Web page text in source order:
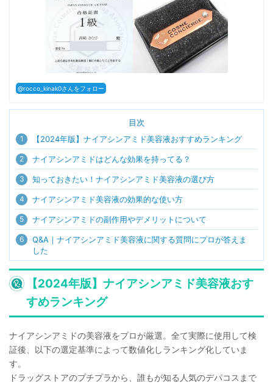
@rocco_kinak0さんをフォロー
目次
1 【2024年版】ナイアシンアミド美容液おすすめランキング
2 ナイアシンアミドはどんな効果を持ってる？
3 知っておきたい！ナイアシンアミド美容液の選び方
4 ナイアシンアミド美容液の効果的な使い方
5 ナイアシンアミドの副作用やデメリットについて
6
Q&A｜ナイアシンアミド美容液に関する質問にプロが答えま
した
【2024年版】ナイアシンアミド美容液おす
すめランキング
ナイアシンアミドの美容液をプロが厳選。全て実際に使用して検
証後、以下の選定基準によって数値化しランキング化していま
す。
ドラッグストアのプチプラから、誰もが知る人気のデパコスまで